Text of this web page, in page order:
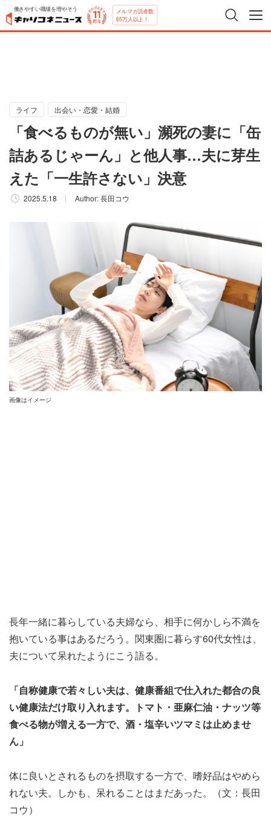
働きやすい職場を増やそう メルマガ読者数
65万人以上！
ライフ 出会い・恋愛・結婚
「食べるものが無い」瀕死の妻に「缶
詰あるじゃーん」と他人事…夫に芽生
えた「一生許さない」決意
2025.5.18 Author:長田コウ
画像はイメージ
長年一緒に暮らしている夫婦なら、相手に何かしら不満を
抱いている事はあるだろう。関東圏に暮らす60代女性は、
夫について呆れたようにこう語る。
「自称健康で若々しい夫は、健康番組で仕入れた都合の良
い健康法だけ取り入れます。トマト・亜麻仁油・ナッツ等
食べる物が増える一方で、酒・塩辛いツマミは止めませ
ん」
体に良いとされるものを摂取する一方で、嗜好品はやめら
れない夫。しかも、呆れることはまだあった。（文：長田
コウ）